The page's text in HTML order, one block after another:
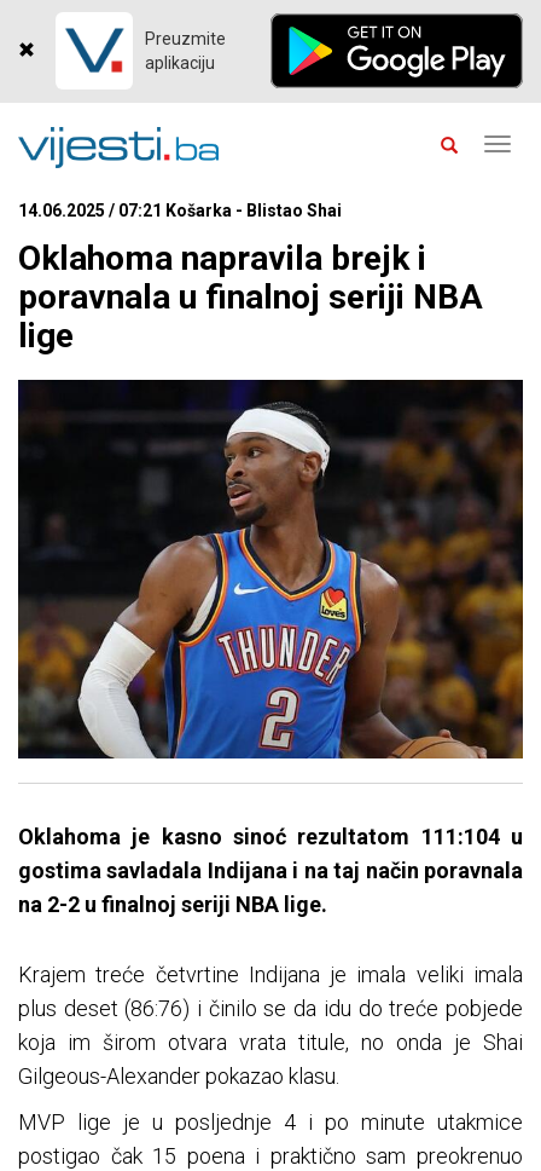
Preuzmite
aplikaciju
14.06.2025 / 07:21 Košarka - Blistao Shai
Oklahoma napravila brejk i
poravnala u finalnoj seriji NBA
lige
Oklahoma je kasno sinoć rezultatom 111:104 u
gostima savladala Indijana i na taj način poravnala
na 2-2 u finalnoj seriji NBA lige.
Krajem treće četvrtine Indijana je imala veliki imala
plus deset (86:76) i činilo se da idu do treće pobjede
koja im širom otvara vrata titule, no onda je Shai
Gilgeous-Alexander pokazao klasu.
MVP lige je u posljednje 4 i po minute utakmice
postigao čak 15 poena i praktično sam preokrenuo